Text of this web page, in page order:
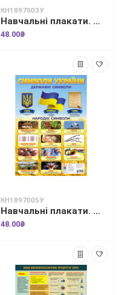
КН1897003У
Навчальні плакати. Таблиця множення
48.00₴
КН1897005У
Навчальні плакати. Символи України
48.00₴